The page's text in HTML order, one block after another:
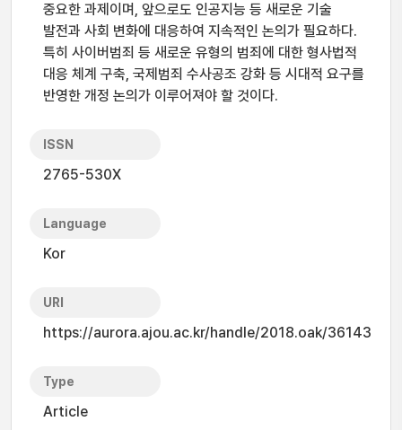
중요한 과제이며, 앞으로도 인공지능 등 새로운 기술
발전과 사회 변화에 대응하여 지속적인 논의가 필요하다.
특히 사이버범죄 등 새로운 유형의 범죄에 대한 형사법적
대응 체계 구축, 국제범죄 수사공조 강화 등 시대적 요구를
반영한 개정 논의가 이루어져야 할 것이다.
ISSN
2765-530X
Language
Kor
URI
https://aurora.ajou.ac.kr/handle/2018.oak/36143
Type
Article